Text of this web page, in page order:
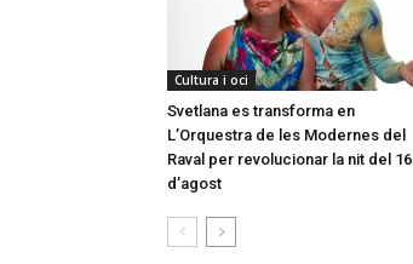
Cultura i oci
Svetlana es transforma en
L’Orquestra de les Modernes del
Raval per revolucionar la nit del 16
d’agost